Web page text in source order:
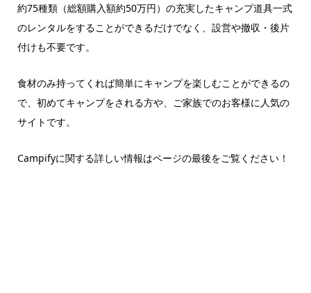
約75種類（総額購入額約50万円）の充実したキャンプ道具一式
のレンタルをすることができるだけでなく、設営や撤収・後片
付けも不要です。
食材のみ持ってくれば簡単にキャンプを楽しむことができるの
で、初めてキャンプをされる方や、ご家族でのお客様に人気の
サイトです。
Campifyに関する詳しい情報はページの最後をご覧ください！